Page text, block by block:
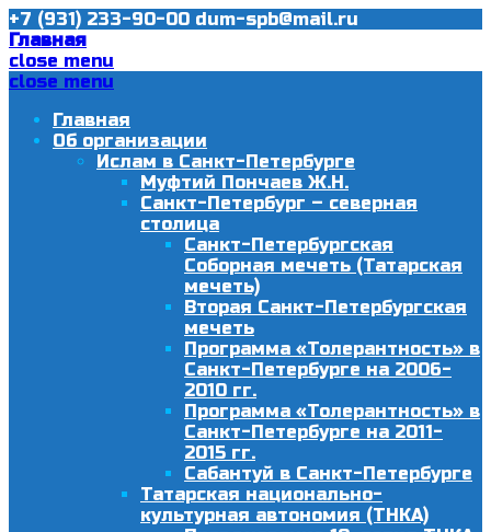
+7 (931) 233-90-00 dum-spb@mail.ru
Главная
close menu
close menu
Главная
Об организации
Ислам в Санкт-Петербурге
Муфтий Пончаев Ж.Н.
Санкт-Петербург – северная
столица
Санкт-Петербургская
Соборная мечеть (Татарская
мечеть)
Вторая Санкт-Петербургская
мечеть
Программа «Толерантность» в
Санкт-Петербурге на 2006-
2010 гг.
Программа «Толерантность» в
Санкт-Петербурге на 2011-
2015 гг.
Сабантуй в Санкт-Петербурге
Татарская национально-
культурная автономия (ТНКА)